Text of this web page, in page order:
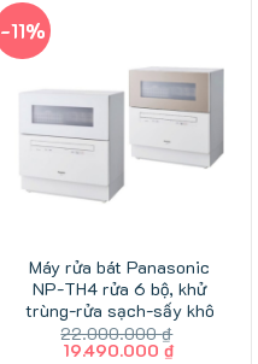
-11%
Máy rửa bát Panasonic
NP-TH4 rửa 6 bộ, khử
trùng-rửa sạch-sấy khô
22.000.000₫
Giá
19.490.000 ₫